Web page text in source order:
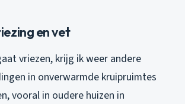
en vet
vriezen, krijg ik weer andere
in onverwarmde kruipruimtes
vooral in oudere huizen in